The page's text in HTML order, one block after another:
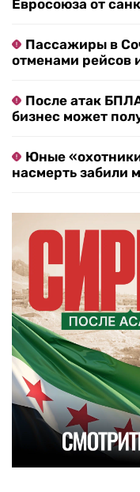
Евросоюза от
Пассажиры в
отменами рейсов
После атак
бизнес может
Юные
насмерть забили